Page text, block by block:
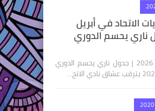
الاتحاد في أبريل
ناري يحسم الدوري
مواعيد مباريات الاتحاد في أبريل 2026 | جدول ناري يحسم الدوري